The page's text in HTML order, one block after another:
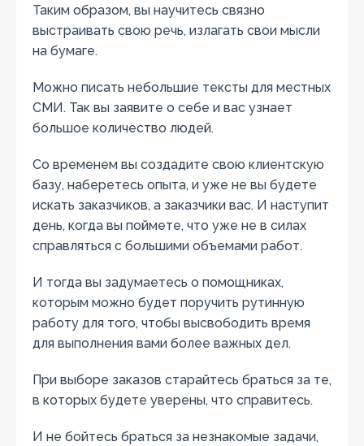
Таким образом, вы научитесь связно
выстраивать свою речь, излагать свои мысли
на бумаге.
Можно писать небольшие тексты для местных
СМИ. Так вы заявите о себе и вас узнает
большое количество людей.
Со временем вы создадите свою клиентскую
базу, наберетесь опыта, и уже не вы будете
искать заказчиков, а заказчики вас. И наступит
день, когда вы поймете, что уже не в силах
справляться с большими объемами работ.
И тогда вы задумаетесь о помощниках,
которым можно будет поручить рутинную
работу для того, чтобы высвободить время
для выполнения вами более важных дел.
При выборе заказов старайтесь браться за те,
в которых будете уверены, что справитесь.
И не бойтесь браться за незнакомые задачи,